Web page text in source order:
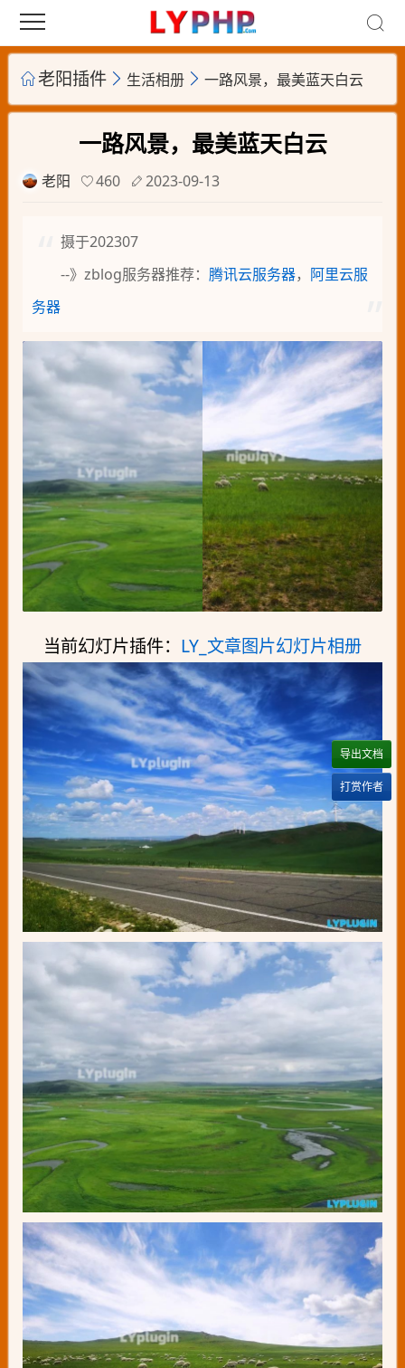
老阳插件 生活相册 一路风景，最美蓝天白云
一路风景，最美蓝天白云
老阳 460 2023-09-13
摄于202307
--》zblog服务器推荐： 腾讯云服务器， 阿里云服
务器
当前幻灯片插件： LY_文章图片幻灯片相册
导出文档
打赏作者